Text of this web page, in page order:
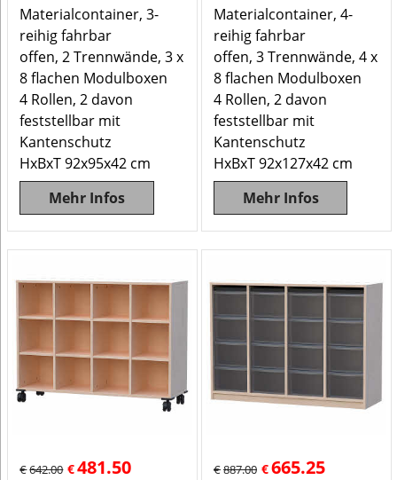
Materialcontainer, 3-
reihig fahrbar
offen, 2 Trennwände, 3 x
8 flachen Modulboxen
4 Rollen, 2 davon
feststellbar mit
Kantenschutz
HxBxT 92x95x42 cm
Mehr Infos
Materialcontainer, 4-
reihig fahrbar
offen, 3 Trennwände, 4 x
8 flachen Modulboxen
4 Rollen, 2 davon
feststellbar mit
Kantenschutz
HxBxT 92x127x42 cm
Mehr Infos
€642.00 €481.50 €887.00 €665.25